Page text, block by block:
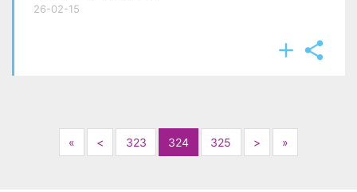
26-02-15
 
«Next< Previous
323 324 325 >Next»